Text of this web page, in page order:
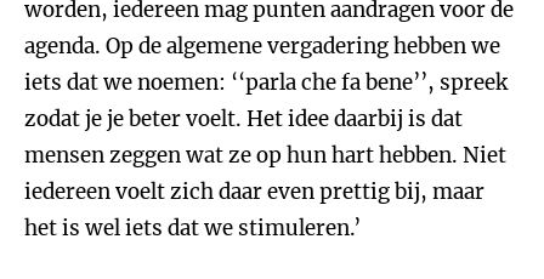
worden, iedereen mag punten aandragen voor de
agenda. Op de algemene vergadering hebben we
iets dat we noemen: ‘‘parla che fa bene’’, spreek
zodat je je beter voelt. Het idee daarbij is dat
mensen zeggen wat ze op hun hart hebben. Niet
iedereen voelt zich daar even prettig bij, maar
het is wel iets dat we stimuleren.’